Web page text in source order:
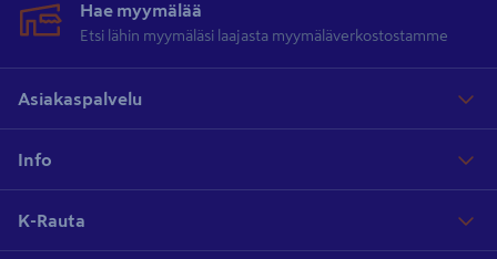
Hae myymälää
Etsi lähin myymäläsi laajasta myymäläverkostostamme
Asiakaspalvelu
Info
K-Rauta